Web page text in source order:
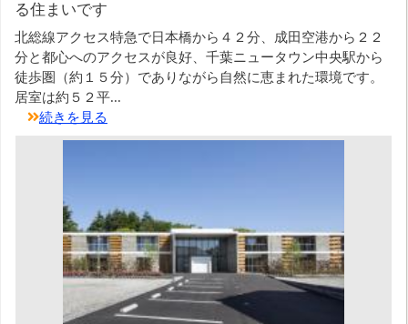
る住まいです
北総線アクセス特急で日本橋から４２分、成田空港から２２
分と都心へのアクセスが良好、千葉ニュータウン中央駅から
徒歩圏（約１５分）でありながら自然に恵まれた環境です。
居室は約５２平...
続きを見る